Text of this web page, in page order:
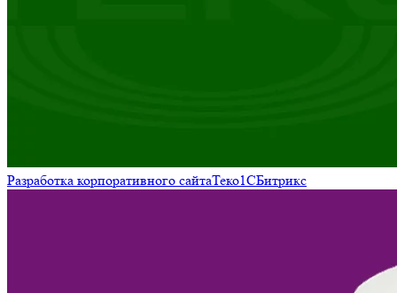
Разработка корпоративного сайтаТеко1СБитрикс